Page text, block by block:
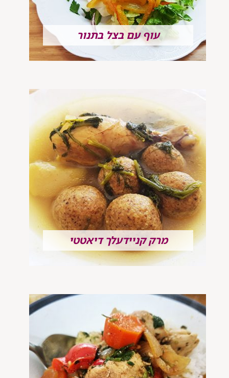
עוף עם בצל בתנור
מרק קניידעלך דיאטטי